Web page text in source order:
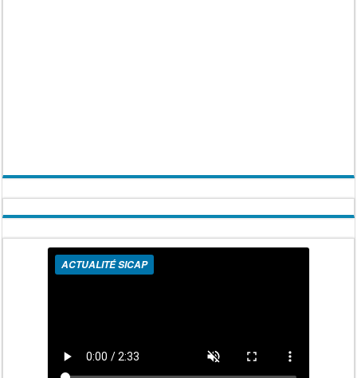
ACTUALITÉ SICAP